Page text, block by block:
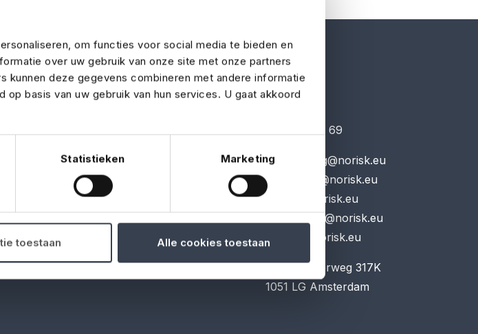
om functies voor social media te bieden en
over uw gebruik van onze site met onze partners
kunnen deze gegevens combineren met andere informatie
basis van uw gebruik van hun services. U gaat akkoord
Statistieken Marketing
toestaan Alle cookies toestaan
here.
Claims Contact
020-225 00 69
verzekering@norisk.eu
media-film@norisk.eu
events@norisk.eu
apparatuur@norisk.eu
schade@norisk.eu
Haarlemmerweg 317K
1051 LG Amsterdam